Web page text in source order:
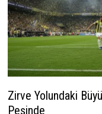
Zirve Yolundaki
Peşinde